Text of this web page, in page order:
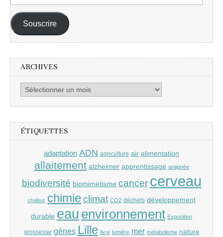
e-
mail :
Souscrire
ARCHIVES
Archives
ÉTIQUETTES
adaptation ADN agriculture air alimentation
allaitement alzheimer apprentissage araignée
biodiversité biomimétisme cancer cerveau
chaleur chimieclimat CO2 déchets développement
durable eau environnement Exposition
grossesse gènes Lille livre lumière mer métabolisme nature